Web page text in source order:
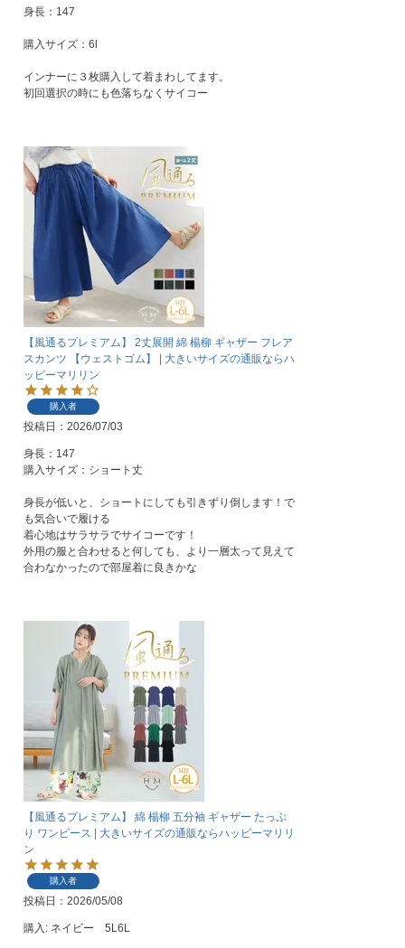
身長：147
購入サイズ：6l
インナーに３枚購入して着まわしてます。
初回選択の時にも色落ちなくサイコー
【風通るプレミアム】 2丈展開 綿 楊柳 ギャザー フレア
スカンツ 【ウェストゴム】 | 大きいサイズの通販ならハ
ッピーマリリン
購入者
投稿日 2026/07/03
身長：147
購入サイズ：ショート丈
身長が低いと、ショートにしても引きずり倒します！で
も気合いで履ける
着心地はサラサラでサイコーです！
外用の服と合わせると何しても、より一層太って見えて
合わなかったので部屋着に良きかな
【風通るプレミアム】 綿 楊柳 五分袖 ギャザー たっぷ
り ワンピース | 大きいサイズの通販ならハッピーマリリ
ン
購入者
投稿日 2026/05/08
購入: ネイビー　5L6L